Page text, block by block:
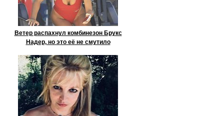
Ветер распахнул комбинезон Брукс
Надер, но это её не смутило